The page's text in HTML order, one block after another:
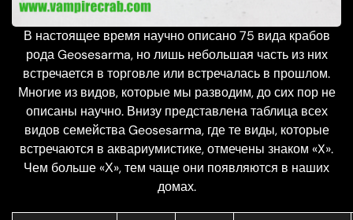
В настоящее время научно описано 75 вида крабов
рода Geosesarma, но лишь небольшая часть из них
встречается в торговле или встречалась в прошлом.
Многие из видов, которые мы разводим, до сих пор не
описаны научно. Внизу представлена ​​таблица всех
видов семейства Geosesarma, где те виды, которые
встречаются в аквариумистике, отмечены знаком «X».
Чем больше «Х», тем чаще они появляются в наших
домах.